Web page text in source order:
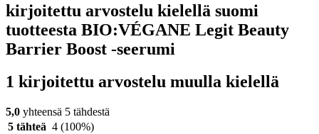
kirjoitettu arvostelu kielellä suomi
tuotteesta BIO:VÉGANE Legit Beauty
Barrier Boost -seerumi
1 kirjoitettu arvostelu muulla kielellä
5,0 yhteensä 5 tähdestä
5 tähteä 4 (100%)